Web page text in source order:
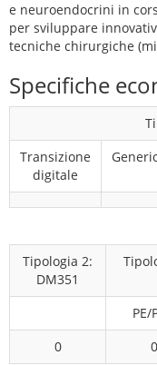
e neuroendocrini in
per sviluppare
tecniche chirurgiche
Specifiche
Transizione
digitale
Tipologia 2:
DM351
PE/
0
0